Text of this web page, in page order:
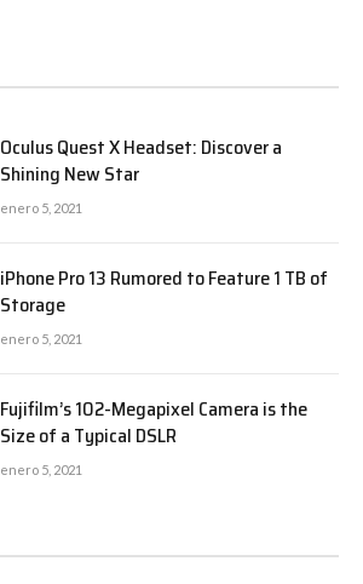
Oculus Quest X Headset: Discover a
Shining New Star
enero 5, 2021
iPhone Pro 13 Rumored to Feature 1 TB of
Storage
enero 5, 2021
Fujifilm’s 102-Megapixel Camera is the
Size of a Typical DSLR
enero 5, 2021